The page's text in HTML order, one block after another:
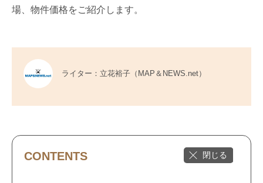
場、物件価格をご紹介します。
ライター：立花裕子（MAP＆NEWS.net）
CONTENTS